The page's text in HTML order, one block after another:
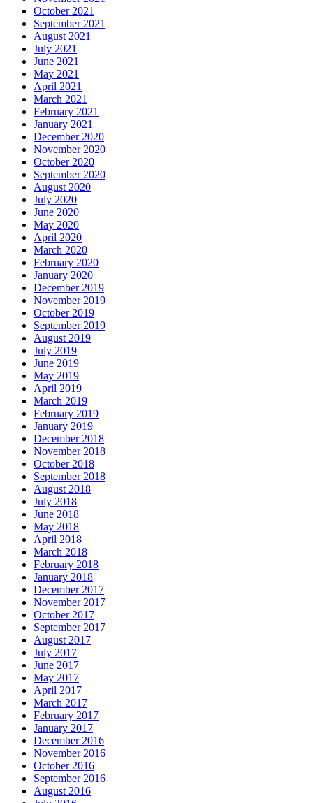
October 2021
September 2021
August 2021
July 2021
June 2021
May 2021
April 2021
March 2021
February 2021
January 2021
December 2020
November 2020
October 2020
September 2020
August 2020
July 2020
June 2020
May 2020
April 2020
March 2020
February 2020
January 2020
December 2019
November 2019
October 2019
September 2019
August 2019
July 2019
June 2019
May 2019
April 2019
March 2019
February 2019
January 2019
December 2018
November 2018
October 2018
September 2018
August 2018
July 2018
June 2018
May 2018
April 2018
March 2018
February 2018
January 2018
December 2017
November 2017
October 2017
September 2017
August 2017
July 2017
June 2017
May 2017
April 2017
March 2017
February 2017
January 2017
December 2016
November 2016
October 2016
September 2016
August 2016